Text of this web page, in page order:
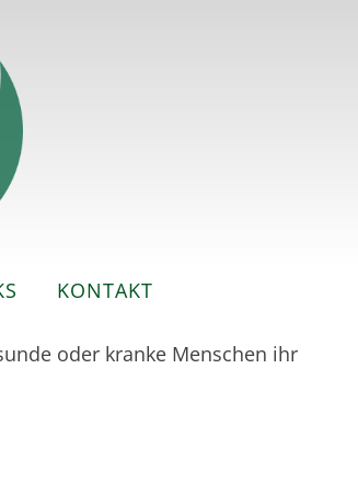
KONTAKT
oder kranke Menschen ihr